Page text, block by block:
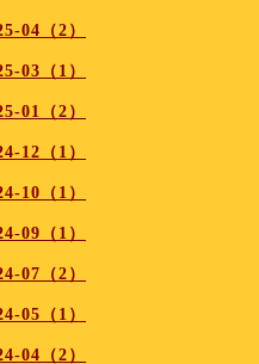
04（2）
03（1）
01（2）
12（1）
10（1）
09（1）
07（2）
05（1）
04（2）